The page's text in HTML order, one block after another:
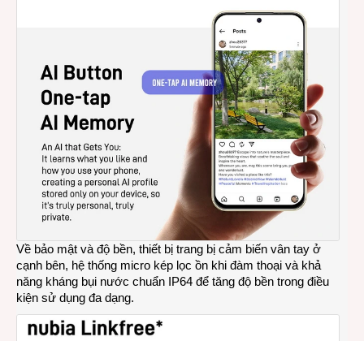
Về bảo mật và độ bền, thiết bị trang bị cảm biến vân tay ở
cạnh bên, hệ thống micro kép lọc ồn khi đàm thoại và khả
năng kháng bụi nước chuẩn IP64 để tăng độ bền trong điều
kiện sử dụng đa dạng.